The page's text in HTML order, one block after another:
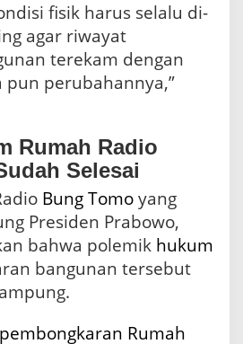
fisik harus selalu di-
agar riwayat
terekam dengan
pun perubahannya,”
Rumah Radio
Selesai
Bung Tomoyang
Presiden Prabowo,
bahwa polemik hukum
bangunan tersebut
pembongkaran Rumah